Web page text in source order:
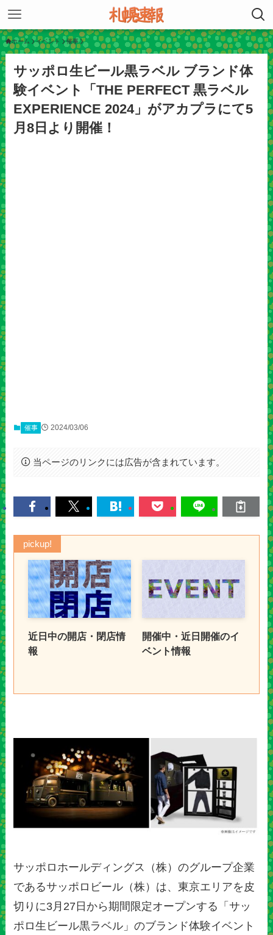
ホーム イベント 催事
サッポロ生ビール黒ラベル ブランド体
験イベント「THE PERFECT 黒ラベル
EXPERIENCE 2024」がアカプラにて5
月8日より開催！
催事 2024/03/06
当ページのリンクには広告が含まれています。
pickup!
近日中の開店・閉店情
報
開催中・近日開催のイ
ベント情報
サッポロホールディングス（株）のグループ企業
であるサッポロビール（株）は、東京エリアを皮
切りに3月27日から期間限定オープンする「サッ
ポロ生ビール黒ラベル」のブランド体験イベント